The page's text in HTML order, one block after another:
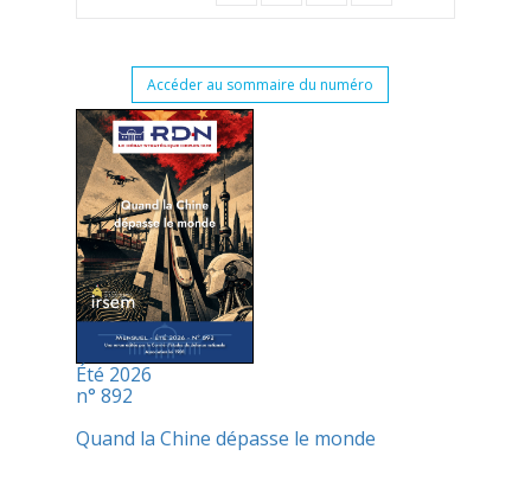
Accéder au sommaire du numéro
Été 2026
n° 892
Quand la Chine dépasse le monde